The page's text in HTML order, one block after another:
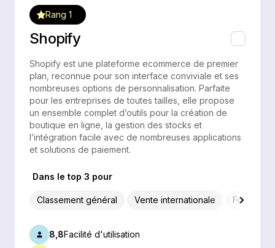
Shopify
Rang 1
Shopify est une plateforme ecommerce de premier
plan, reconnue pour son interface conviviale et ses
nombreuses options de personnalisation. Parfaite
pour les entreprises de toutes tailles, elle propose
un ensemble complet d’outils pour la création de
boutique en ligne, la gestion des stocks et
l’intégration facile avec de nombreuses applications
et solutions de paiement.
Dans le top 3 pour
Classement général Vente internationale
8,8Facilité d'utilisation